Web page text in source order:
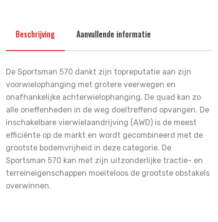
Beschrijving Aanvullende informatie
De Sportsman 570 dankt zijn topreputatie aan zijn
voorwielophanging met grotere veerwegen en
onafhankelijke achterwielophanging. De quad kan zo
alle oneffenheden in de weg doeltreffend opvangen. De
inschakelbare vierwielaandrijving (AWD) is de meest
efficiënte op de markt en wordt gecombineerd met de
grootste bodemvrijheid in deze categorie. De
Sportsman 570 kan met zijn uitzonderlijke tractie- en
terreineigenschappen moeiteloos de grootste obstakels
overwinnen.